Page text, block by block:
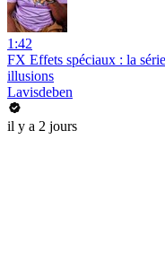
1:42
FX Effets spéciaux : la
illusions
Lavisdeben
il y a 2 jours